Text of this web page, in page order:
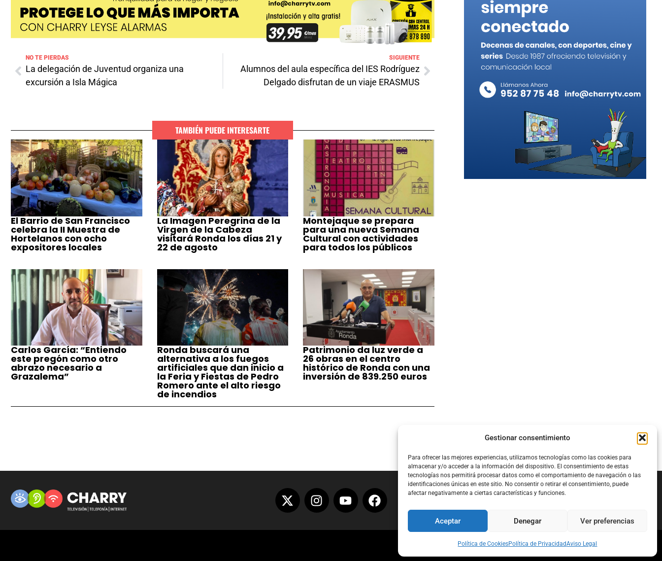
Gestionar consentimiento
Para ofrecer las mejores experiencias, utilizamos tecnologías como las cookies para
almacenar y/o acceder a la información del dispositivo. El consentimiento de estas
tecnologías nos permitirá procesar datos como el comportamiento de navegación o las
identificaciones únicas en este sitio. No consentir o retirar el consentimiento, puede
afectar negativamente a ciertas características y funciones.
Aceptar Denegar Ver preferencias
Política de CookiesPolítica de PrivacidadAviso Legal
NO TE PIERDAS
La delegación de Juventud organiza una
excursión a Isla Mágica
SIGUIENTE
Alumnos del aula específica del IES Rodríguez
Delgado disfrutan de un viaje ERASMUS
TAMBIÉN PUEDE INTERESARTE
El Barrio de San Francisco
celebra la II Muestra de
Hortelanos con ocho
expositores locales
La Imagen Peregrina de la
Virgen de la Cabeza
visitará Ronda los días 21 y
22 de agosto
Montejaque se prepara
para una nueva Semana
Cultural con actividades
para todos los públicos
Carlos García: “Entiendo
este pregón como otro
abrazo necesario a
Grazalema”
Ronda buscará una
alternativa a los fuegos
artificiales que dan inicio a
la Feria y Fiestas de Pedro
Romero ante el alto riesgo
de incendios
Patrimonio da luz verde a
26 obras en el centro
histórico de Ronda con una
inversión de 839.250 euros
Política de CookiesPolítica de PrivacidadAcerca de Nosotros